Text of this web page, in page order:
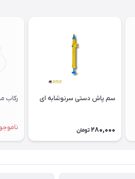
سم پاش دستی سرنوشابه ای
280,000 تومان
رکاب